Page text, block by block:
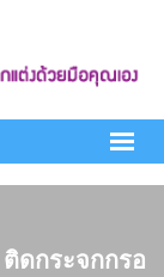
ดกระจกกรอ